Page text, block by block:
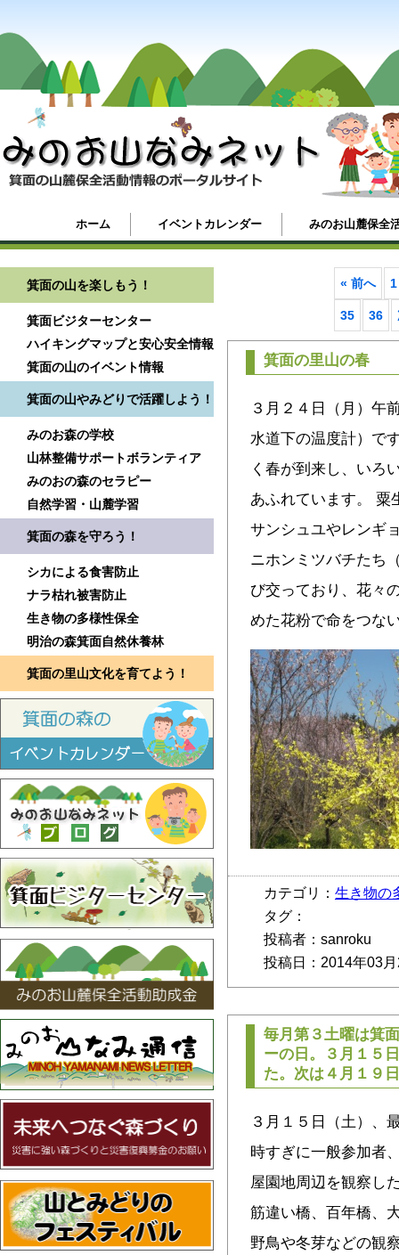
ホーム イベントカレンダー みのお山麓保全
箕面の山を楽しもう！
箕面ビジターセンター
ハイキングマップと安心安全情報
箕面の山のイベント情報
箕面の山やみどりで活躍しよう！
みのお森の学校
山林整備サポートボランティア
みのおの森のセラピー
自然学習・山麓学習
箕面の森を守ろう！
シカによる食害防止
ナラ枯れ被害防止
生き物の多様性保全
明治の森箕面自然休養林
箕面の里山文化を育てよう！
« 前へ 1
35 36
箕面の里山の春
３月２４日（月）午
水道下の温度計）で
く春が到来し、いろ
あふれています。 粟
サンシュユやレンギ
ニホンミツバチたち
び交っており、花々
めた花粉で命をつな
カテゴリ： 生き物の
タグ：
投稿者：sanroku
投稿日：2014年03
毎月第３土曜は箕
ーの日。３月１５
た。次は４月１９
３月１５日（土）、
時すぎに一般参加者
屋園地周辺を観察し
筋違い橋、百年橋、
野鳥や冬芽などの観